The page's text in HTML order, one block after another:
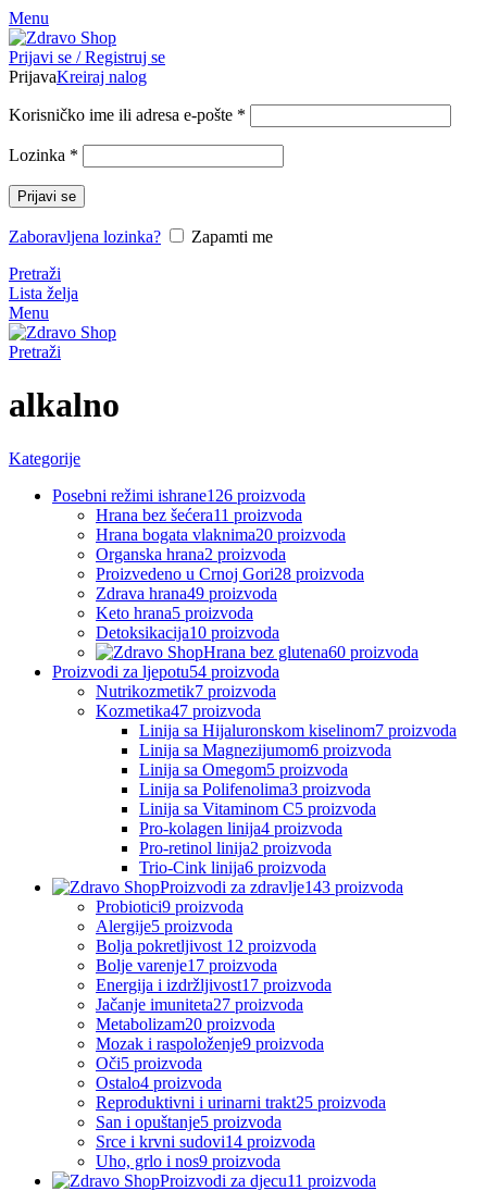
Menu
Prijavi se / Registruj se
PrijavaKreiraj nalog
Korisničko ime ili adresa e-pošte *
Lozinka *
Prijavi se
Zaboravljena lozinka?
Zapamti me
Pretraži
Lista želja
Menu
Pretraži
alkalno
Kategorije
Posebni režimi ishrane126 proizvoda
Hrana bez šećera11 proizvoda
Hrana bogata vlaknima20 proizvoda
Organska hrana2 proizvoda
Proizvedeno u Crnoj Gori28 proizvoda
Zdrava hrana49 proizvoda
Keto hrana5 proizvoda
Detoksikacija10 proizvoda
Hrana bez glutena60 proizvoda
Proizvodi za ljepotu54 proizvoda
Nutrikozmetik7 proizvoda
Kozmetika47 proizvoda
Linija sa Hijaluronskom kiselinom7 proizvoda
Linija sa Magnezijumom6 proizvoda
Linija sa Omegom5 proizvoda
Linija sa Polifenolima3 proizvoda
Linija sa Vitaminom C5 proizvoda
Pro-kolagen linija4 proizvoda
Pro-retinol linija2 proizvoda
Trio-Cink linija6 proizvoda
Proizvodi za zdravlje143 proizvoda
Probiotici9 proizvoda
Alergije5 proizvoda
Bolja pokretljivost 12 proizvoda
Bolje varenje17 proizvoda
Energija i izdržljivost17 proizvoda
Jačanje imuniteta27 proizvoda
Metabolizam20 proizvoda
Mozak i raspoloženje9 proizvoda
Oči5 proizvoda
Ostalo4 proizvoda
Reproduktivni i urinarni trakt25 proizvoda
San i opuštanje5 proizvoda
Srce i krvni sudovi14 proizvoda
Uho, grlo i nos9 proizvoda
Proizvodi za djecu11 proizvoda